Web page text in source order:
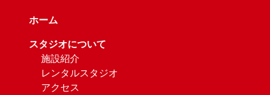
ホーム
スタジオについて
施設紹介
レンタルスタジオ
アクセス